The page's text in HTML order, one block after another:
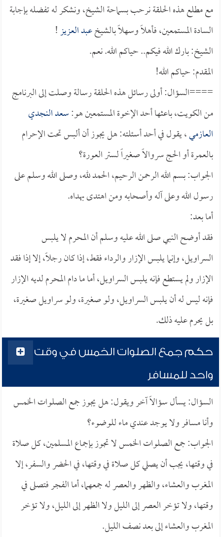
مع مطلع هذه الحلقة نرحب بسماحة الشيخ، ونشكر له تفضله بإجابة
السادة المستمعين، فأهلاً وسهلاً بالشيخعبد العزيز!
الشيخ: بارك الله فيكم.. حياكم الله. نعم.
المقدم: حياكم الله!
====السؤال: أولى رسائل هذه الحلقة رسالة وصلت إلى البرنامج
من الكويت، باعثها أحد الإخوة المستمعين هو:سعد النجدي
العازمي، يقول في أحد أسئلته: هل يجوز أن ألبس تحت الإحرام
بالعمرة أو الحج سروالاً صغيراً لستر العورة؟
الجواب: بسم الله الرحمن الرحيم، الحمد لله، وصلى الله وسلم على
رسول الله وعلى آله وأصحابه ومن اهتدى بهداه.
أما بعد:
فقد أوضح النبي صلى الله عليه وسلم أن المحرم لا يلبس
السراويل، وإنما يلبس الإزار والرداء فقط، إذا كان رجلاً، إلا إذا فقد
الإزار ولم يستطع فإنه يلبس السراويل، أما ما دام المحرم لديه الإزار
فإنه ليس له أن يلبس السراويل، ولو صغيرة، ولو سراويل صغيرة،
بل يحرم عليه ذلك.
حكم جمع الصلوات الخمس في وقت
واحد للمسافر
السؤال: يسأل سؤالاً آخر ويقول: هل يجوز جمع الصلوات الخمس
وأنا مسافر ولا يوجد عندي ماء للوضوء؟
الجواب: جمع الصلوات الخمس لا تجوز بإجماع المسلمين، كل صلاة
في وقتها، يجب أن يصلي كل صلاة في وقتها، في الحضر والسفر، إلا
المغرب والعشاء، والظهر والعصر له جمعهما، أما الفجر فتصلى في
وقتها، ولا تؤخر العصر إلى الليل ولا الظهر إلى الليل، ولا تؤخر
المغرب والعشاء إلى بعد نصف الليل.